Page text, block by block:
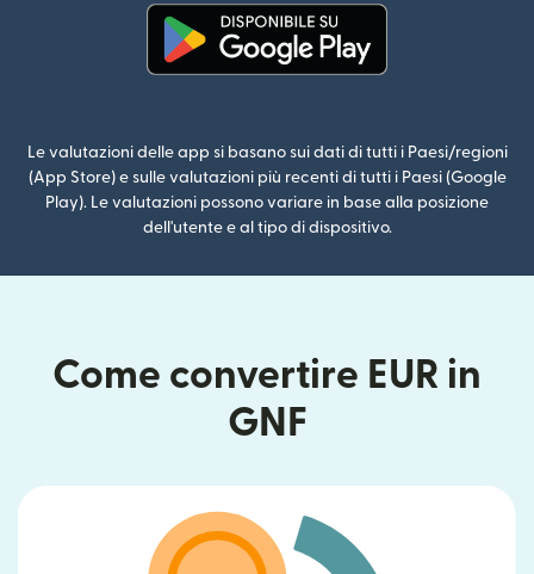
Le valutazioni delle app si basano sui dati di tutti i Paesi/regioni
(App Store) e sulle valutazioni più recenti di tutti i Paesi (Google
Play). Le valutazioni possono variare in base alla posizione
dell'utente e al tipo di dispositivo.
Come convertire EUR in
GNF